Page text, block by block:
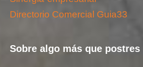
Directorio Comercial Guia33
Sobre algo más que postres